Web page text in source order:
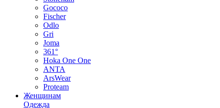
Gococo
Fischer
Odlo
Gri
Joma
361°
Hoka One One
ANTA
ArsWear
Proteam
Женщинам
Одежда